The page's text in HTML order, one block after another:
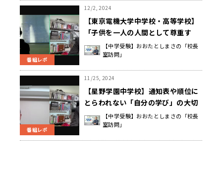
番組レポ
12/2, 2024
【東京電機大学中学校・高等学校】
「子供を一人の人間として尊重す
る」ためにできること 平川 吉治 校
長先生
【中学受験】おおたとしまさの「校長
室訪問」
番組レポ
11/25, 2024
【星野学園中学校】通知表や順位に
とらわれない「自分の学び」の大切
さ 星野 誠 校長先生
【中学受験】おおたとしまさの「校長
室訪問」